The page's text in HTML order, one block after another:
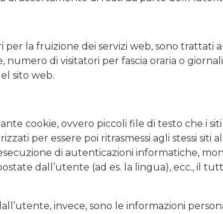
per la fruizione dei servizi web, sono trattati
numero di visitatori per fascia oraria o
sito web.
cookie, ovvero piccoli file di testo che i
per essere poi ritrasmessi agli stessi
di autenticazioni informatiche,
dall’utente (ad es. la lingua), ecc., il
invece, sono le informazioni